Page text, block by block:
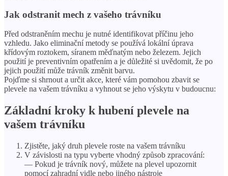
Jak odstranit mech z vašeho trávníku
Před odstraněním mechu je nutné identifikovat příčinu jeho
vzhledu. Jako eliminační metody se používá lokální úprava
křídovým roztokem, síranem měďnatým nebo železem. Jejich
použití je preventivním opatřením a je důležité si uvědomit, že po
jejich použití může trávník změnit barvu.
Pojďme si shrnout a určit akce, které vám pomohou zbavit se
plevele na vašem trávníku a vyhnout se jeho výskytu v budoucnu:
Základní kroky k hubení plevele na
vašem trávníku
Zjistěte, jaký druh plevele roste na vašem trávníku
V závislosti na typu vyberte vhodný způsob zpracování:
— Pokud je trávník nový, můžete na plevel upozornit
pomocí zahradní vidle nebo jiného nástroje